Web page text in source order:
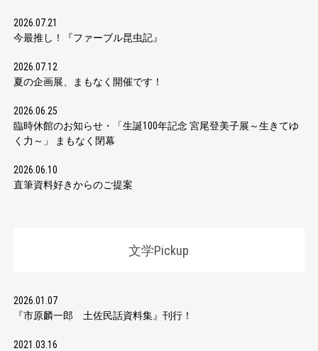
2026.07.21
今最推し！『ファーブル昆虫記』
2026.07.12
夏の企画展、まもなく開催です！
2026.06.25
臨時休館のお知らせ・「生誕100年記念 宮尾登美子展～生きてゆ
く力～」 まもなく閉幕
2026.06.10
直筆資料好きからのご提案
文学Pickup
2026.01.07
『市原麟一郎 土佐民話資料集』刊行！
2021.03.16